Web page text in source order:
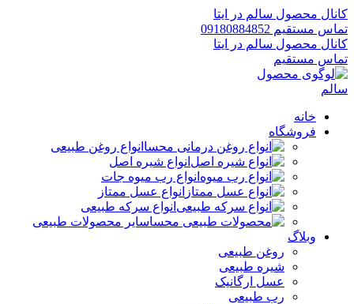
کانال محصول سالم در ایتا
تماس مستقیم 09180884852
کانال محصول سالم در ایتا
تماس مستقیم
خانه
فروشگاه
انواع روغن طبیعی
انواع شیره اصل
انواع رب میوه جات
انواع عسل ممتاز
انواع سرکه طبیعی
سایر محصولات طبیعی
وبلاگ
روغن طبیعی
شیره طبیعی
عسل ارگانیک
رب طبیعی